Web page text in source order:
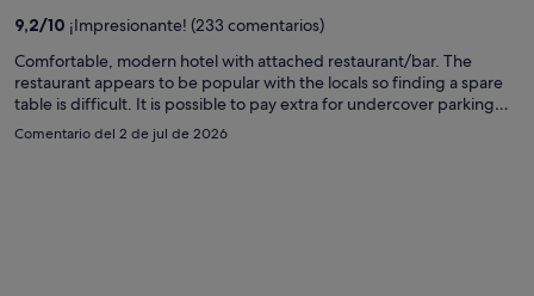
por
persona
9,2/10 ¡Impresionante! (233 comentarios)
Comfortable, modern hotel with attached restaurant/bar. The
restaurant appears to be popular with the locals so finding a spare
table is difficult. It is possible to pay extra for undercover parking
but it isn't really necessary as there is lots of free parking on the
Comentario del 2 de jul de 2026